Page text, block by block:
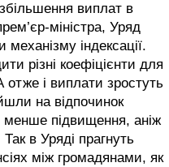
виплат в
міністра, Уряд
індексації.
різні коефіцієнти для
отже і виплати зростуть
на відпочинок
підвищення, аніж
в Уряді прагнуть
між громадянами, як